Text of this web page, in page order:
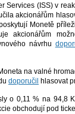
Services (ISS) v
akcionářům
Monetě
akcionářům
návrhu
na valné
doporučil hlasovat
o 0,11 % na 94,8
obchodují pod